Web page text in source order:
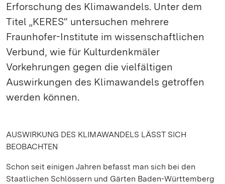
Erforschung des Klimawandels. Unter dem
Titel „KERES“ untersuchen mehrere
Fraunhofer-Institute im wissenschaftlichen
Verbund, wie für Kulturdenkmäler
Vorkehrungen gegen die vielfältigen
Auswirkungen des Klimawandels getroffen
werden können.
AUSWIRKUNG DES KLIMAWANDELS LÄSST SICH
BEOBACHTEN
Schon seit einigen Jahren befasst man sich bei den
Staatlichen Schlössern und Gärten Baden-Württemberg